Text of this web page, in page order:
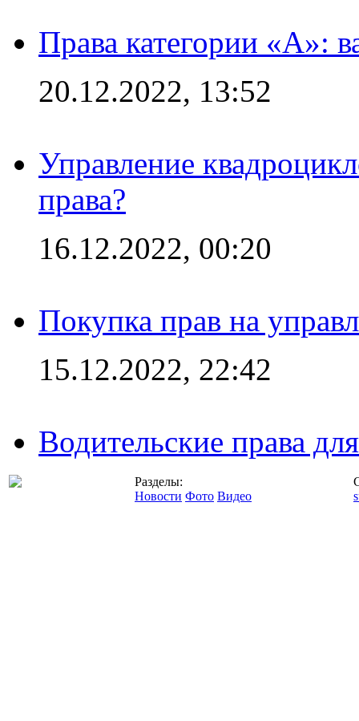
Права категории «А»:
20.12.2022, 13:52
Управление
права?
16.12.2022, 00:20
Покупка прав на
15.12.2022, 22:42
Водительские права
Разделы:
Новости Фото Видео